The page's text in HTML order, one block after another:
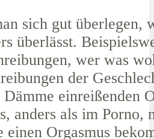
sich gut überlegen,
überlässt.
wer was
der
einreißenden
anders als im Porno,
einen Orgasmus